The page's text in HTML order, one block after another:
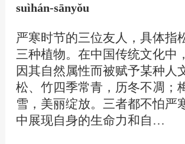
suìhán-sānyǒu
严寒时节的三位友人，具体指
三种植物。在中国传统文化中
因其自然属性而被赋予某种人
松、竹四季常青，历冬不凋；
雪，美丽绽放。三者都不怕严
中展现自身的生命力和自…